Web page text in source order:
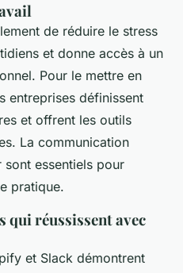
de réduire le stress
et donne accès à un
Pour le mettre en
entreprises définissent
et offrent les outils
La communication
essentiels pour
pratique.
qui réussissent avec
et Slack démontrent